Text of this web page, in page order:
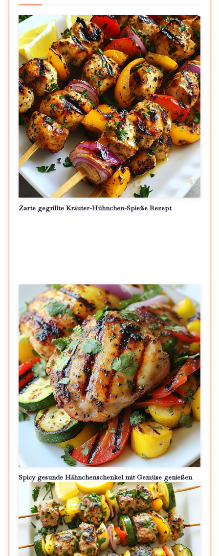
Zarte gegrillte Kräuter-Hühnchen-Spieße Rezept
Spicy gesunde Hähnchenschenkel mit Gemüse genießen